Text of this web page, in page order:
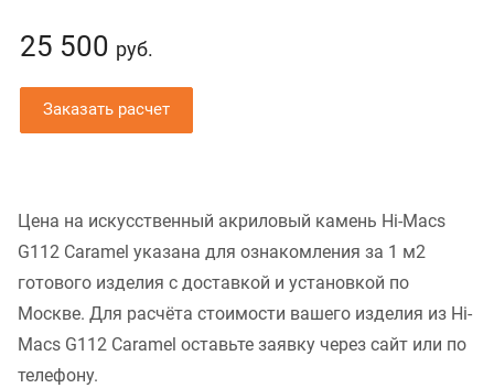
25 500 руб.
Заказать расчет
Цена на искусственный акриловый камень Hi-Macs
G112 Caramel указана для ознакомления за 1 м2
готового изделия с доставкой и установкой по
Москве. Для расчёта стоимости вашего изделия из Hi-
Macs G112 Caramel оставьте заявку через сайт или по
телефону.